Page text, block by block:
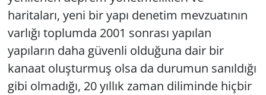
haritaları, yeni bir yapı denetim mevzuatının
varlığı toplumda 2001 sonrası yapılan
yapıların daha güvenli olduğuna dair bir
kanaat oluşturmuş olsa da durumun sanıldığı
gibi olmadığı, 20 yıllık zaman diliminde hiçbir